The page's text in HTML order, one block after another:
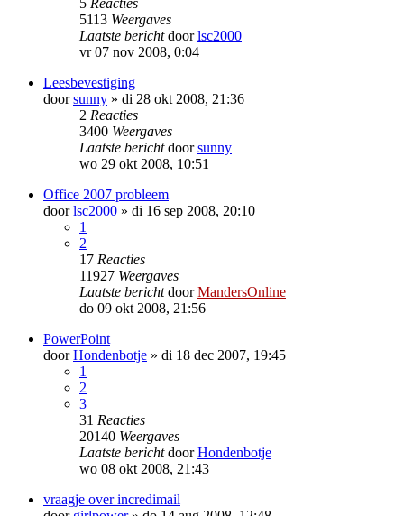
5113 Weergaves
Laatste berichtdoorlsc2000
vr 07 nov 2008, 0:04
Leesbevestiging
doorsunny » di 28 okt 2008, 21:36
2 Reacties
3400 Weergaves
Laatste berichtdoorsunny
wo 29 okt 2008, 10:51
Office 2007 probleem
doorlsc2000 » di 16 sep 2008, 20:10
1
2
17 Reacties
11927 Weergaves
Laatste berichtdoorMandersOnline
do 09 okt 2008, 21:56
PowerPoint
doorHondenbotje » di 18 dec 2007, 19:45
1
2
3
31 Reacties
20140 Weergaves
Laatste berichtdoorHondenbotje
wo 08 okt 2008, 21:43
vraagje over incredimail